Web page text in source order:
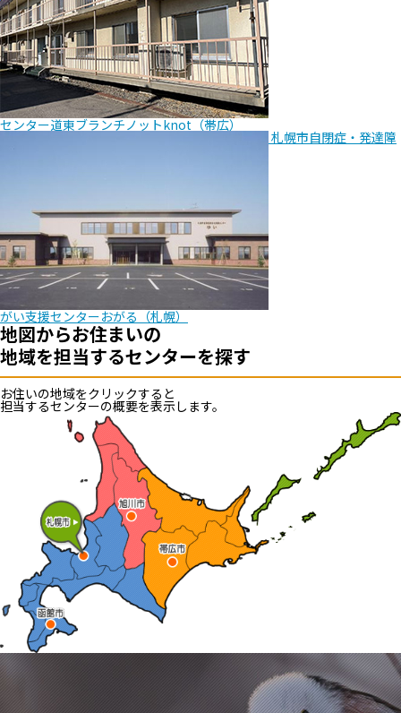
センター道東ブランチノットknot（帯広）
札幌市自閉症・発達障
がい支援センターおがる（札幌）
地図からお住まいの
地域を担当するセンターを探す
お住いの地域をクリックすると
担当するセンターの概要を表示します。